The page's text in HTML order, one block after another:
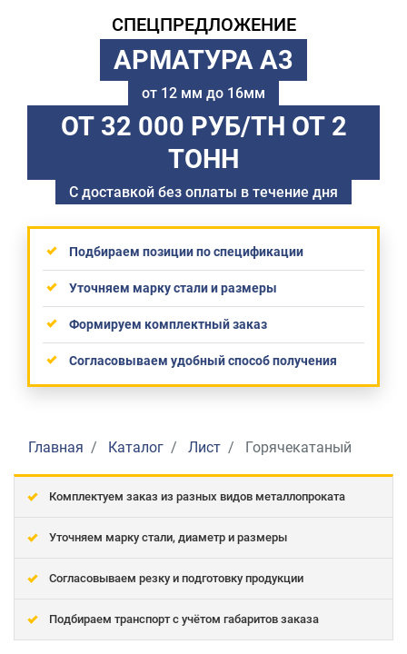
СПЕЦПРЕДЛОЖЕНИЕ
АРМАТУРА А3
от 12 мм до 16мм
ОТ 32 000 РУБ/ТН ОТ 2
ТОНН
С доставкой без оплаты в течение дня
Подбираем позиции по спецификации
Уточняем марку стали и размеры
Формируем комплектный заказ
Согласовываем удобный способ получения
Главная Каталог Лист Горячекатаный
Комплектуем заказ из разных видов металлопроката
Уточняем марку стали, диаметр и размеры
Согласовываем резку и подготовку продукции
Подбираем транспорт с учётом габаритов заказа